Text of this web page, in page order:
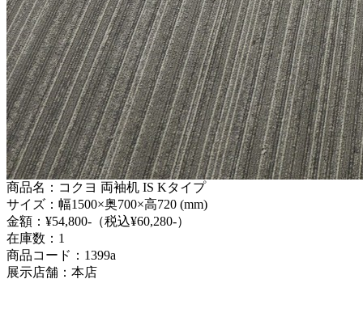
商品名：コクヨ 両袖机 IS Kタイプ
サイズ：幅1500×奥700×高720 (mm)
金額：¥54,800-（税込¥60,280-）
在庫数：1
商品コード：1399a
展示店舗：本店